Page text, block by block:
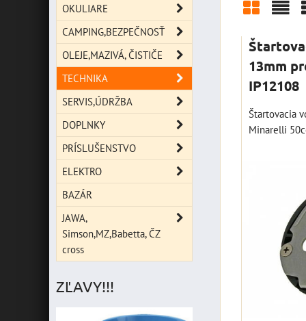
Mriežka
13mm
IP12108
Štartovacia
Minarelli
OKULIARE
CAMPING,BEZPEČNOSŤ
OLEJE,MAZIVÁ, ČISTIČE
TECHNIKA
SERVIS,ÚDRŽBA
DOPLNKY
PRÍSLUŠENSTVO
ELEKTRO
BAZÁR
JAWA,
Simson,MZ,Babetta, ČZ
cross
ZĽAVY!!!